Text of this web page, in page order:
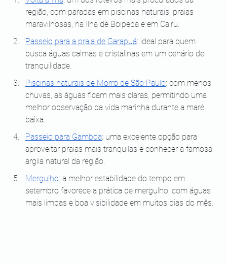
região, com paradas em piscinas naturais, praias
maravilhosas, na Ilha de Boipeba e em Cairu.
Passeio para a praia de Garapuá: ideal para quem
busca águas calmas e cristalinas em um cenário de
tranquilidade.
Piscinas naturais de Morro de São Paulo: com menos
chuvas, as águas ficam mais claras, permitindo uma
melhor observação da vida marinha durante a maré
baixa.
Passeio para Gamboa: uma excelente opção para
aproveitar praias mais tranquilas e conhecer a famosa
argila natural da região.
Mergulho: a melhor estabilidade do tempo em
setembro favorece a prática de mergulho, com águas
mais limpas e boa visibilidade em muitos dias do mês.